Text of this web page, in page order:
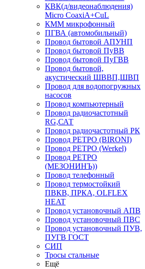
КВК(д/видеонаблюдения)
Micro CoaxiA+CuL
КММ микрофонный
ПГВА (автомобильный)
Провод бытовой АПУНП
Провод бытовой ПуВВ
Провод бытовой ПуГВВ
Провод бытовой,
акустический ШВВП,ШВП
Провод для водопогружных
насосов
Провод компьютерный
Провод радиочастотный
RG,САТ
Провод радиочастотный РК
Провод РЕТРО (BIRONI)
Провод РЕТРО (Werkel)
Провод РЕТРО
(МЕЗОНИНЪ))
Провод телефонный
Провод термостойкий
ПВКВ, ПРКА, OLFLEX
HEAT
Провод установочный АПВ
Провод установочный ПВС
Провод установочный ПУВ,
ПУГВ ГОСТ
СИП
Тросы стальные
Ещё